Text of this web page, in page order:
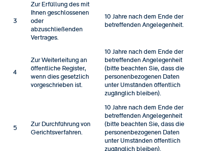
3
Zur Erfüllung des mit
Ihnen geschlossenen
oder
abzuschließenden
Vertrages.
10 Jahre nach dem Ende der
betreffenden Angelegenheit.
4
Zur Weiterleitung an
öffentliche Register,
wenn dies gesetzlich
vorgeschrieben ist.
10 Jahre nach dem Ende der
betreffenden Angelegenheit
(bitte beachten Sie, dass die
personenbezogenen Daten
unter Umständen öffentlich
zugänglich bleiben).
5
Zur Durchführung von
Gerichtsverfahren.
10 Jahre nach dem Ende der
betreffenden Angelegenheit
(bitte beachten Sie, dass die
personenbezogenen Daten
unter Umständen öffentlich
zugänglich bleiben).